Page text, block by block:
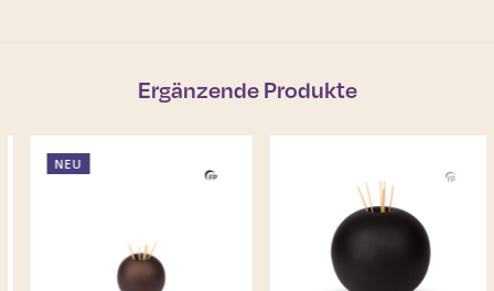
Ergänzende Produkte
NEU